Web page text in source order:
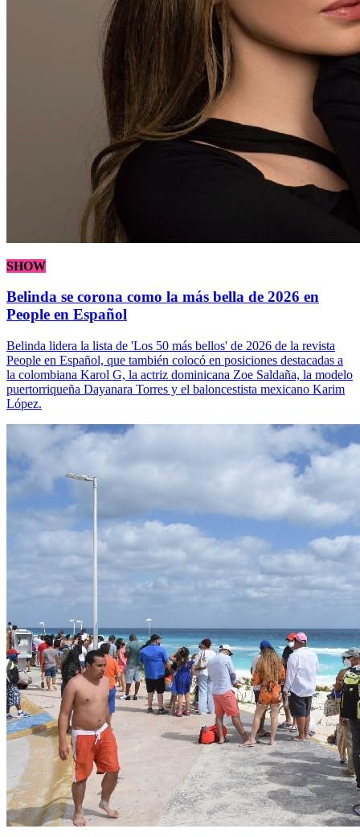
SHOW
Belinda se corona como la más bella de 2026 en
People en Español
Belinda lidera la lista de 'Los 50 más bellos' de 2026 de la revista
People en Español, que también colocó en posiciones destacadas a
la colombiana Karol G, la actriz dominicana Zoe Saldaña, la modelo
puertorriqueña Dayanara Torres y el baloncestista mexicano Karim
López.